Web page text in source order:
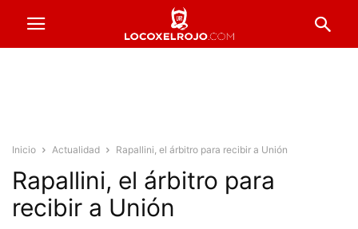
Inicio Actualidad Rapallini, el árbitro para recibir a Unión
Rapallini, el árbitro para
recibir a Unión